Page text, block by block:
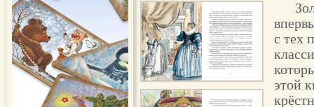
с тех
этой